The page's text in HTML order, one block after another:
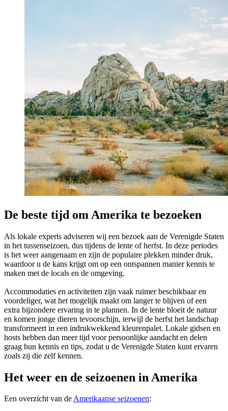
De beste tijd om Amerika te bezoeken
Als lokale experts adviseren wij een bezoek aan de Verenigde Staten
in het tussenseizoen, dus tijdens de lente of herfst. In deze periodes
is het weer aangenaam en zijn de populaire plekken minder druk,
waardoor u de kans krijgt om op een ontspannen manier kennis te
maken met de locals en de omgeving.
Accommodaties en activiteiten zijn vaak ruimer beschikbaar en
voordeliger, wat het mogelijk maakt om langer te blijven of een
extra bijzondere ervaring in te plannen. In de lente bloeit de natuur
en komen jonge dieren tevoorschijn, terwijl de herfst het landschap
transformeert in een indrukwekkend kleurenpalet. Lokale gidsen en
hosts hebben dan meer tijd voor persoonlijke aandacht en delen
graag hun kennis en tips, zodat u de Verenigde Staten kunt ervaren
zoals zij die zelf kennen.
Het weer en de seizoenen in Amerika
Een overzicht van deAmerikaanse seizoenen: